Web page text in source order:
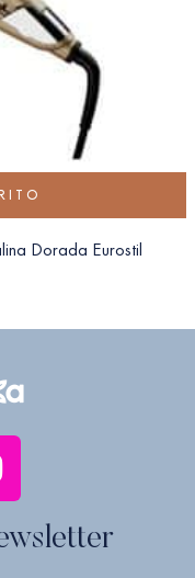
Dorada Eurostil